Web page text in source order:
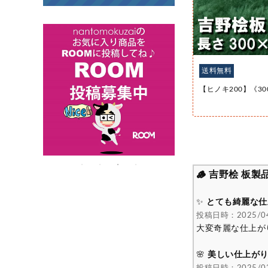
送料無料
【ヒノキ200】《
🪵 吉野桧 板製
✨ とても綺麗な
投稿日時：2025/
大変奇麗な仕上
🌸 美しい仕上が